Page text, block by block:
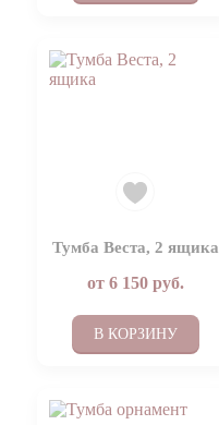
Тумба Веста, 2 ящика
от 6 150руб.
В КОРЗИНУ